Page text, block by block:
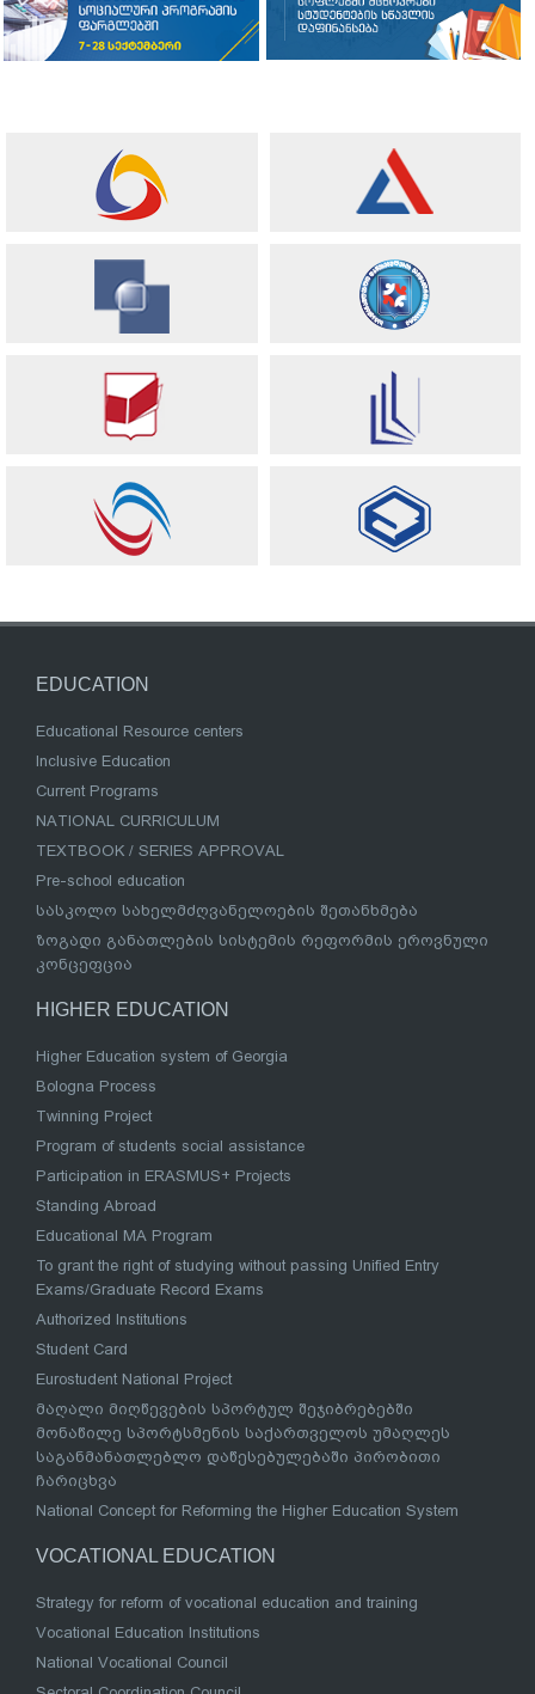
EDUCATION
Educational Resource centers
Inclusive Education
Current Programs
NATIONAL CURRICULUM
TEXTBOOK / SERIES APPROVAL
Pre-school education
სასკოლო სახელმძღვანელოების შეთანხმება
ზოგადი განათლების სისტემის რეფორმის ეროვნული
კონცეფცია
HIGHER EDUCATION
Higher Education system of Georgia
Bologna Process
Twinning Project
Program of students social assistance
Participation in ERASMUS+ Projects
Standing Abroad
Educational MA Program
To grant the right of studying without passing Unified Entry
Exams/Graduate Record Exams
Authorized Institutions
Student Card
Eurostudent National Project
მაღალი მიღწევების სპორტულ შეჯიბრებებში
მონაწილე სპორტსმენის საქართველოს უმაღლეს
საგანმანათლებლო დაწესებულებაში პირობითი
ჩარიცხვა
National Concept for Reforming the Higher Education System
VOCATIONAL EDUCATION
Strategy for reform of vocational education and training
Vocational Education Institutions
National Vocational Council